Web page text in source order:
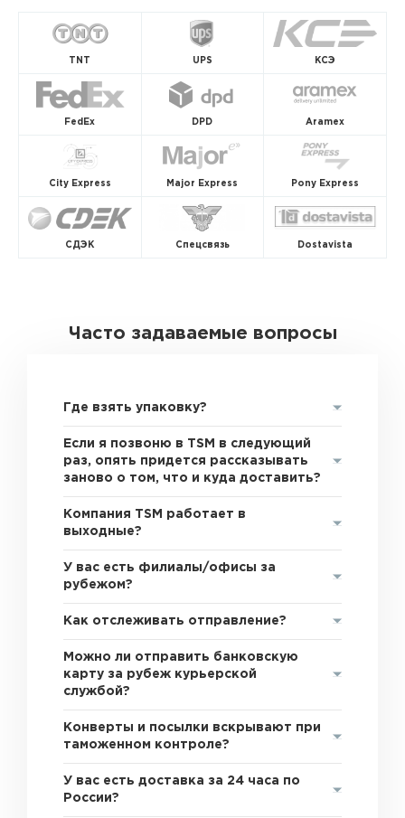
TNT UPS КСЭ
FedEx DPD Aramex
City Express Major Express Pony Express
СДЭК Спецсвязь Dostavista
Часто задаваемые вопросы
Где взять упаковку?
Если я позвоню в TSM в следующий
раз, опять придется рассказывать
заново о том, что и куда доставить?
Компания TSM работает в
выходные?
У вас есть филиалы/офисы за
рубежом?
Как отслеживать отправление?
Можно ли отправить банковскую
карту за рубеж курьерской
службой?
Конверты и посылки вскрывают при
таможенном контроле?
У вас есть доставка за 24 часа по
России?